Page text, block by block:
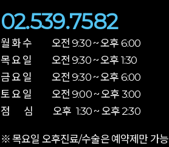
02.539.7582
월 화 수 오전 9:30 ~ 오후 6:00
목 요 일 오전 9:30 ~ 오후 1:30
금 요 일 오전 9:30 ~ 오후 6:00
토 요 일 오전 9:00 ~ 오후 3:00
점 심 오후 1:30 ~ 오후 2:30
※ 목요일 오후진료/수술은 예약제만 가능